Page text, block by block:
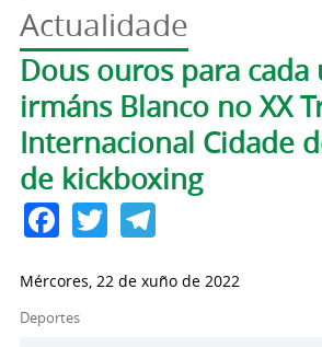
Actualidade
Pestanas principais
Dous ouros para cada
irmáns Blanco no XX
Internacional Cidade
de kickboxing
Facebook
TwitterTelegram
Mércores, 22 de xuño de 2022
Deportes